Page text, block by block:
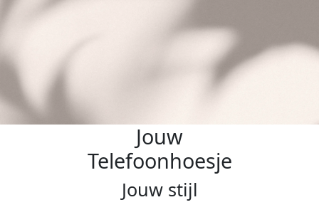
Jouw
Telefoonhoesje
Jouw stijl